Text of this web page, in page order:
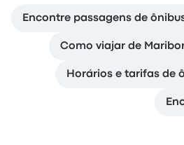
Encontre passagens de
Como viajar de
Horários e tarifas de